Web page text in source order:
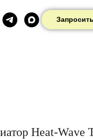
Heat-Wave